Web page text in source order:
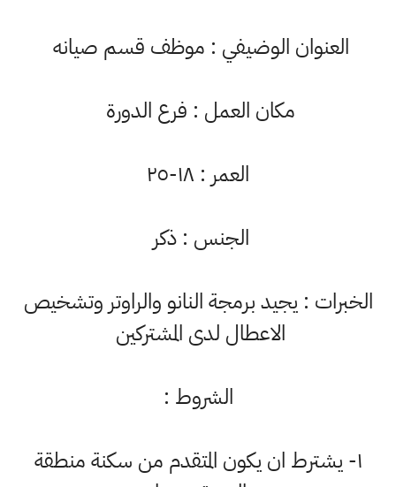
العنوان الوضيفي : موظف قسم صيانه
مكان العمل : فرع الدورة
العمر : ١٨-٢٥
الجنس : ذكر
: يجيد برمجة النانو والراوتر وتشخيص
الاعطال لدى المشتركين
الشروط :
١- يشترط ان يكون المتقدم من سكنة منطقة